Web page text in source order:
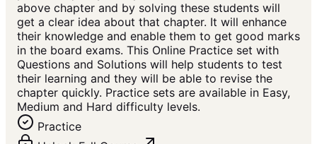
above chapter and by solving these students will
get a clear idea about that chapter. It will enhance
their knowledge and enable them to get good marks
in the board exams. This Online Practice set with
Questions and Solutions will help students to test
their learning and they will be able to revise the
chapter quickly. Practice sets are available in Easy,
Medium and Hard difficulty levels.
Practice